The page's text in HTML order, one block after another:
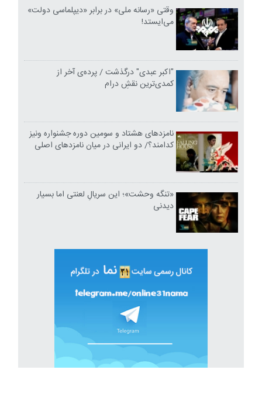
وقتی «رسانه ملی» در برابر «دیپلماسی دولت»
می‌ایستد!
"اکبر عبدی" درگذشت / پرده‌ی آخر از
کمدی‌ترین نقشِ درام
نامزدهای هشتاد و سومین دوره جشنواره ونیز
کدامند؟/ دو ایرانی در میان نامزدهای اصلی
«تنگه وحشت»؛ این سریالِ لعنتی اما بسیار
دیدنی